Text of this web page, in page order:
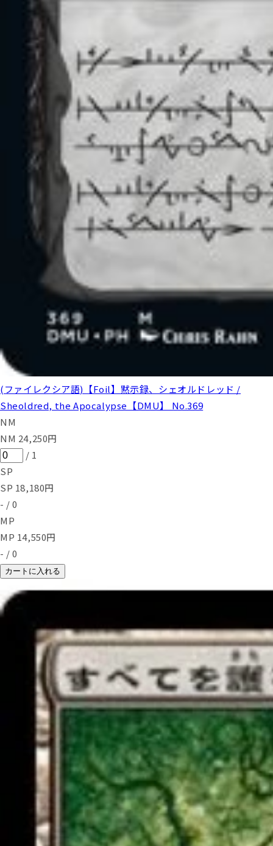
(ファイレクシア語)【Foil】黙示録、シェオルドレッド /
Sheoldred, the Apocalypse【DMU】 No.369
NM
NM 24,250円
/ 1
SP
SP 18,180円
- / 0
MP
MP 14,550円
- / 0
カートに入れる